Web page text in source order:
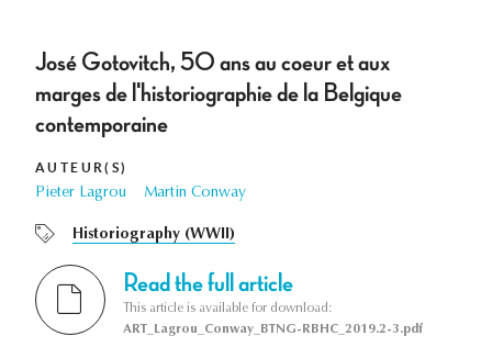
José Gotovitch, 5O ans au coeur et aux
marges de l'historiographie de la Belgique
contemporaine
AUTEUR(S)
Pieter Lagrou Martin Conway
Historiography (WWII)
Read the full article
This article is available for download:
ART_Lagrou_Conway_BTNG-RBHC_2019.2-3.pdf